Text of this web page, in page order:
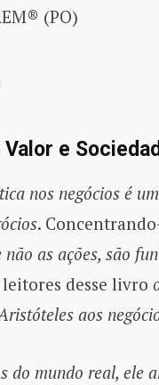
(PO)
e
nos negócios é
.
não as ações, são
desse livro
aos
do mundo real, ele